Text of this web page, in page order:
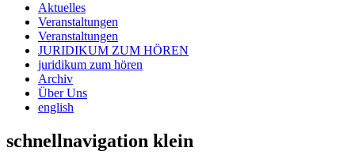
Aktuelles
Veranstaltungen
Veranstaltungen
JURIDIKUM ZUM HÖREN
juridikum zum hören
Archiv
Über Uns
english
schnellnavigation klein